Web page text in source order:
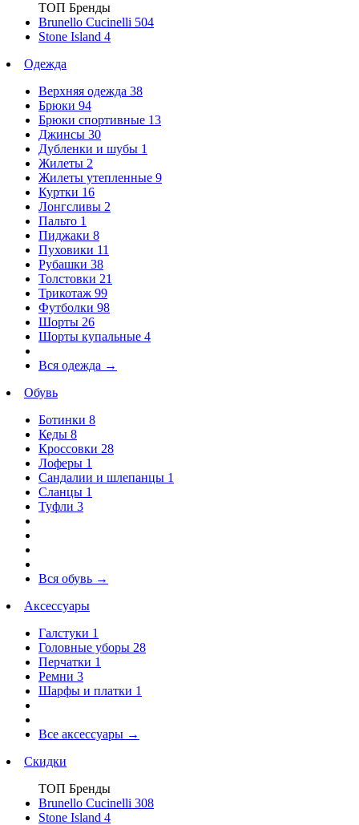
ТОП Бренды
Brunello Cucinelli 504
Stone Island 4
Одежда
Верхняя одежда 38
Брюки 94
Брюки спортивные 13
Джинсы 30
Дубленки и шубы 1
Жилеты 2
Жилеты утепленные 9
Куртки 16
Лонгсливы 2
Пальто 1
Пиджаки 8
Пуховики 11
Рубашки 38
Толстовки 21
Трикотаж 99
Футболки 98
Шорты 26
Шорты купальные 4
Вся одежда →
Обувь
Ботинки 8
Кеды 8
Кроссовки 28
Лоферы 1
Сандалии и шлепанцы 1
Сланцы 1
Туфли 3
Вся обувь →
Аксессуары
Галстуки 1
Головные уборы 28
Перчатки 1
Ремни 3
Шарфы и платки 1
Все аксессуары →
Скидки
ТОП Бренды
Brunello Cucinelli 308
Stone Island 4